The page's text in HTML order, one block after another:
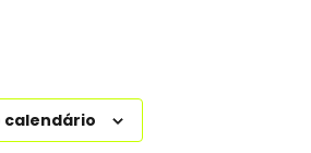
calendário